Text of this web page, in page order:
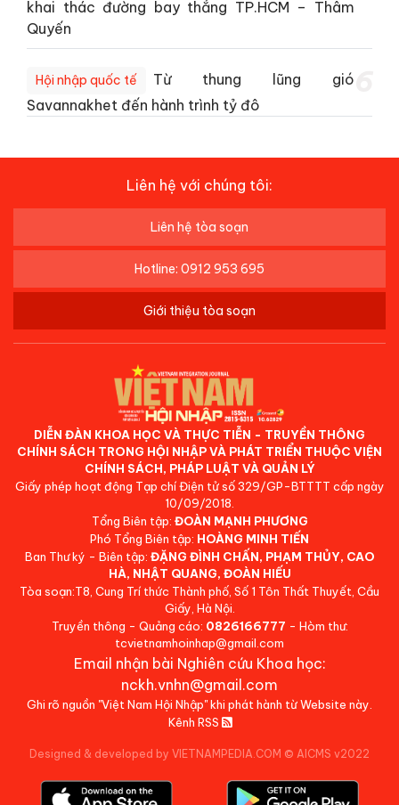
khai thác đường bay thẳng TP.HCM – Thâm
Quyến
Hội nhập quốc tế
Từ thung lũng gió
Savannakhet đến hành trình tỷ đô
Liên hệ với chúng tôi:
Liên hệ tòa soạn
Hotline: 0912 953 695
Giới thiệu tòa soạn
DIỄN ĐÀN KHOA HỌC VÀ THỰC TIỄN - TRUYỀN THÔNG
CHÍNH SÁCH TRONG HỘI NHẬP VÀ PHÁT TRIỂN THUỘC VIỆN
CHÍNH SÁCH, PHÁP LUẬT VÀ QUẢN LÝ
Giấy phép hoạt động Tạp chí Điện tử số 329/GP-BTTTT cấp ngày
10/09/2018.
Tổng Biên tập: ĐOÀN MẠNH PHƯƠNG
Phó Tổng Biên tập: HOÀNG MINH TIẾN
Ban Thư ký - Biên tập: ĐẶNG ĐÌNH CHẤN, PHẠM THỦY, CAO
HÀ, NHẬT QUANG, ĐOÀN HIẾU
Tòa soạn:T8, Cung Trí thức Thành phố, Số 1 Tôn Thất Thuyết, Cầu
Giấy, Hà Nội.
Truyền thông - Quảng cáo: 0826166777 - Hòm thư:
tcvietnamhoinhap@gmail.com
Email nhận bài Nghiên cứu Khoa học:
nckh.vnhn@gmail.com
Ghi rõ nguồn "Việt Nam Hội Nhập" khi phát hành từ Website này.
Kênh RSS
Designed & developed by VIETNAMPEDIA.COM © AICMS v2022